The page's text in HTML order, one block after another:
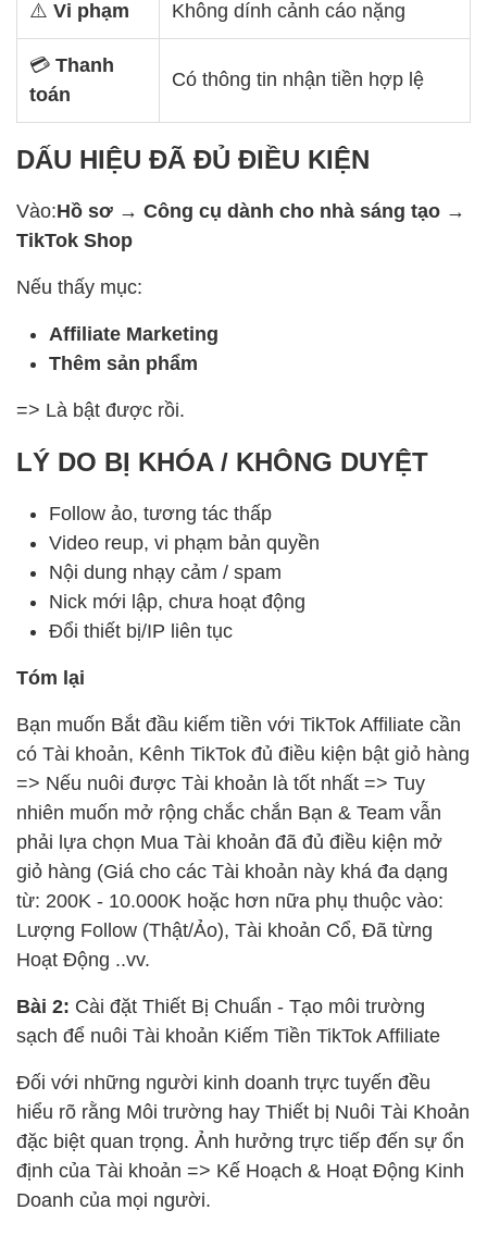
⚠️Vi phạm Không dính cảnh cáo nặng
💳Thanh
toán
Có thông tin nhận tiền hợp lệ
DẤU HIỆU ĐÃ ĐỦ ĐIỀU KIỆN
Vào:Hồ sơ → Công cụ dành cho nhà sáng tạo →
TikTok Shop
Nếu thấy mục:
Affiliate Marketing
Thêm sản phẩm
=> Là bật được rồi.
LÝ DO BỊ KHÓA / KHÔNG DUYỆT
Follow ảo, tương tác thấp
Video reup, vi phạm bản quyền
Nội dung nhạy cảm / spam
Nick mới lập, chưa hoạt động
Đổi thiết bị/IP liên tục
Tóm lại
Bạn muốn Bắt đầu kiếm tiền với TikTok Affiliate cần
có Tài khoản, Kênh TikTok đủ điều kiện bật giỏ hàng
=> Nếu nuôi được Tài khoản là tốt nhất => Tuy
nhiên muốn mở rộng chắc chắn Bạn & Team vẫn
phải lựa chọn Mua Tài khoản đã đủ điều kiện mở
giỏ hàng (Giá cho các Tài khoản này khá đa dạng
từ: 200K - 10.000K hoặc hơn nữa phụ thuộc vào:
Lượng Follow (Thật/Ảo), Tài khoản Cổ, Đã từng
Hoạt Động ..vv.
Bài 2: Cài đặt Thiết Bị Chuẩn - Tạo môi trường
sạch để nuôi Tài khoản Kiếm Tiền TikTok Affiliate
Đối với những người kinh doanh trực tuyến đều
hiểu rõ rằng Môi trường hay Thiết bị Nuôi Tài Khoản
đặc biệt quan trọng. Ảnh hưởng trực tiếp đến sự ổn
định của Tài khoản => Kế Hoạch & Hoạt Động Kinh
Doanh của mọi người.